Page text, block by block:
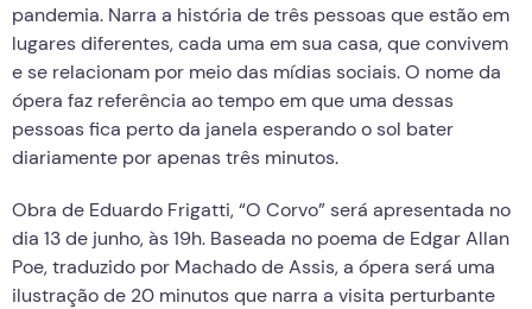
pandemia. Narra a história de três pessoas que estão em
lugares diferentes, cada uma em sua casa, que convivem
e se relacionam por meio das mídias sociais. O nome da
ópera faz referência ao tempo em que uma dessas
pessoas fica perto da janela esperando o sol bater
diariamente por apenas três minutos.
Obra de Eduardo Frigatti, “O Corvo” será apresentada no
dia 13 de junho, às 19h. Baseada no poema de Edgar Allan
Poe, traduzido por Machado de Assis, a ópera será uma
ilustração de 20 minutos que narra a visita perturbante